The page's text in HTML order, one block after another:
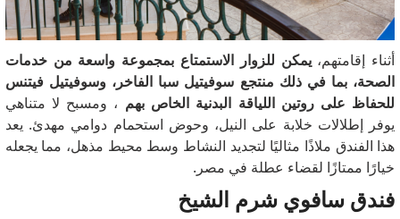
أثناء إقامتهم،يمكن للزوار الاستمتاع بمجموعة واسعة من خدمات
الصحة، بما في ذلك منتجع سوفيتيل سبا الفاخر، وسوفيتيل فيتنس
للحفاظ على روتين اللياقة البدنية الخاص بهم ، ومسبح لا متناهي
يوفر إطلالات خلابة على النيل، وحوض استحمام دوامي مهدئ. يعد
هذا الفندق ملاذًا مثاليًا لتجديد النشاط وسط محيط مذهل، مما يجعله
خيارًا ممتازًا لقضاء عطلة في مصر.
فندق سافوي شرم الشيخ